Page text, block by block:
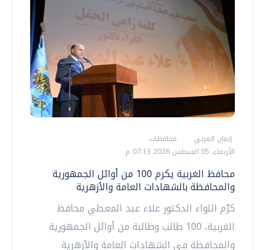
إيمان العربي
محافظات
الأربعاء، 05 اغسطس 2026 07:13 م
محافظ الغربية يكرم 100 من أوائل الجمهورية
والمحافظة بالشهادات العامة والأزهرية
كرّم اللواء الدكتور علاء عبد المعطي محافظ
الغربية، 100 طالب وطالبة من أوائل الجمهورية
والمحافظة في الشهادات العامة والأزهرية